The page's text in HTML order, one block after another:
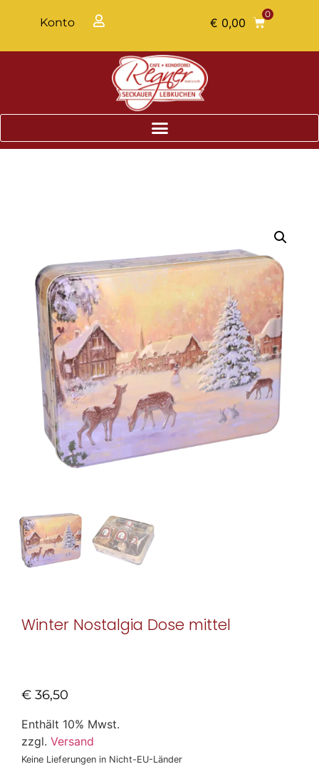
Konto € 0,00
0
Winter Nostalgia Dose mittel
€ 36,50
Enthält 10% Mwst.
zzgl. Versand
Keine Lieferungen in Nicht-EU-Länder